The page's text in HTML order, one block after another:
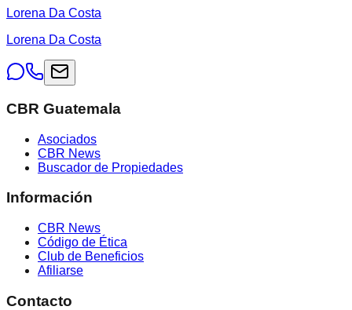
Lorena Da Costa
Lorena Da Costa
CBR Guatemala
Asociados
CBR News
Buscador de Propiedades
Información
CBR News
Código de Ética
Club de Beneficios
Afiliarse
Contacto